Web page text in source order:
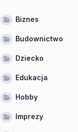
Biznes
Budownictwo
Dziecko
Edukacja
Hobby
Imprezy